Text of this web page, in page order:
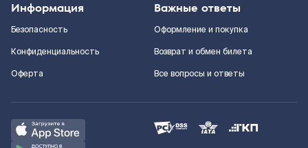
Информация
Безопасность
Конфиденциальность
Оферта
Важные ответы
Оформление и покупка
Возврат и обмен билета
Все вопросы и ответы